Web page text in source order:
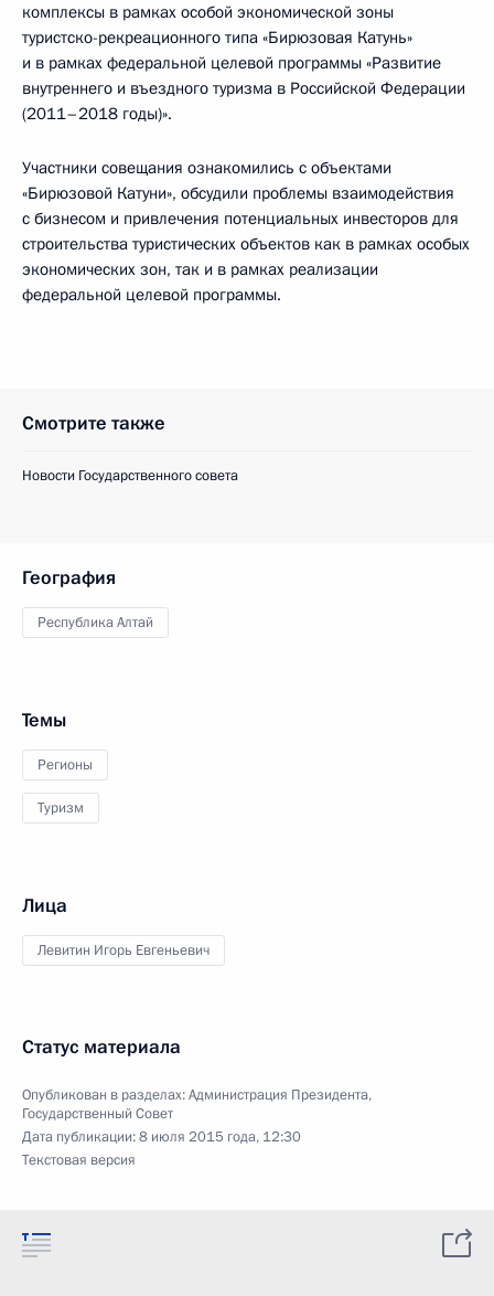
комплексы в рамках особой экономической зоны
туристско-рекреационного типа «Бирюзовая Катунь»
и в рамках федеральной целевой программы «Развитие
внутреннего и въездного туризма в Российской Федерации
(2011–2018 годы)».
Участники совещания ознакомились с объектами
«Бирюзовой Катуни», обсудили проблемы взаимодействия
с бизнесом и привлечения потенциальных инвесторов для
строительства туристических объектов как в рамках особых
экономических зон, так и в рамках реализации
федеральной целевой программы.
Смотрите также
Новости Государственного совета
География
Республика Алтай
Темы
Регионы
Туризм
Лица
Левитин Игорь Евгеньевич
Статус материала
Опубликован в разделах:Администрация Президента,
Государственный Совет
Дата публикации:8 июля 2015 года, 12:30
Текстовая версия